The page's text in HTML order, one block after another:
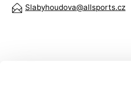
Slabyhoudova@allsports.cz